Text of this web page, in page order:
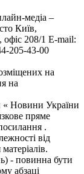
медіа –
Київ,
208/1 E-mail:
205-43-00
на
на
« Новини України
пряме
.
від
- повинна бути
абзаці